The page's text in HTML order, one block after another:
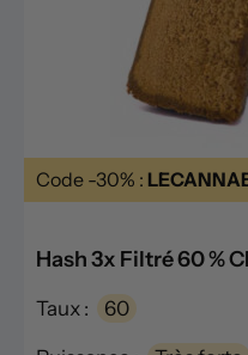
Code -30% :
Hash 3x Filtré 60 %
Taux : 60